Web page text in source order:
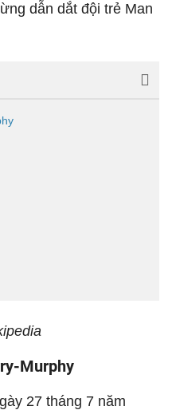
dẫn dắt đội trẻ Man
Murphy
27 tháng 7 năm